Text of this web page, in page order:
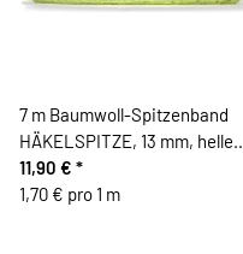
7 m Baumwoll-Spitzenband
HÄKELSPITZE, 13 mm, helles
apfelgrün
11,90 € *
1,70 € pro 1 m